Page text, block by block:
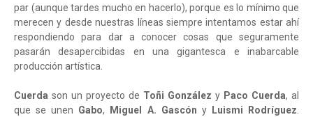
par (aunque tardes mucho en hacerlo), porque es lo mínimo que
merecen y desde nuestras líneas siempre intentamos estar ahí
respondiendo para dar a conocer cosas que seguramente
pasarán desapercibidas en una gigantesca e inabarcable
producción artística.
Cuerda son un proyecto de Toñi González y Paco Cuerda, al
que se unen Gabo, Miguel A. Gascón y Luismi Rodríguez.